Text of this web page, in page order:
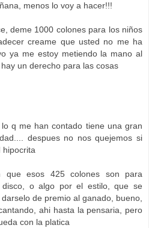
menos lo voy a hacer!!!
deme 1000 colones para los niños
creame que usted no me ha
ya me estoy metiendo la mano al
un derecho para las cosas
q me han contado tiene una gran
despues no nos quejemos si
hipocrita
que esos 425 colones son para
o algo por el estilo, que se
de premio al ganado, bueno,
ahi hasta la pensaria, pero
con la platica